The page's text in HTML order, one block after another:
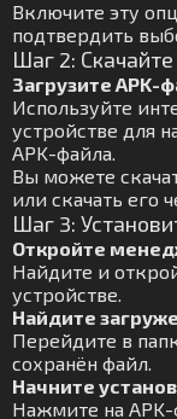
Включите эту
подтвердить
Шаг 2:
Загрузите APK-
Используйте
устройстве для
APK-файла.
Вы можете
или скачать его
Шаг 3:
Откройте
Найдите и
устройстве.
Найдите
Перейдите в
сохранён файл.
Начните
Нажмите на APK-